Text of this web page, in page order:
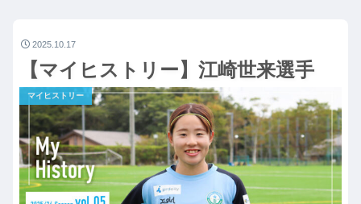
【マイヒストリー】江崎世来選手
マイヒストリー
2025.10.17